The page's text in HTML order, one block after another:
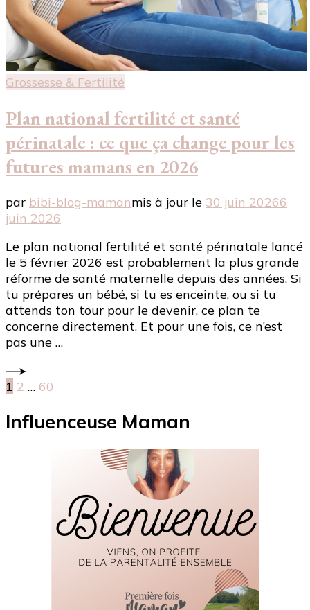
Grossesse & Fertilité
Plan national fertilité et santé
périnatale : ce que ça change pour les
futures mamans en 2026
par bibi-blog-mamanmis à jour le 30 juin 20266
juin 2026
Le plan national fertilité et santé périnatale lancé
le 5 février 2026 est probablement la plus grande
réforme de santé maternelle depuis des années. Si
tu prépares un bébé, si tu es enceinte, ou si tu
attends ton tour pour le devenir, ce plan te
concerne directement. Et pour une fois, ce n’est
pas une …
Pagination
des
Page
1 Page
2 … Page
60
Influenceuse Maman